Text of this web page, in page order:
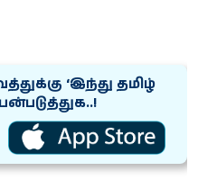
‘இந்து தமிழ்